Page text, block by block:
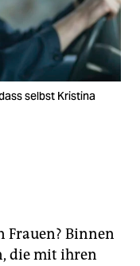
selbst Kristina
Frauen? Binnen
die mit ihren